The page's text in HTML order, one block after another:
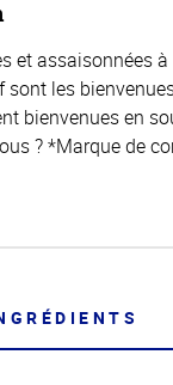
et assaisonnées
les
bienvenues en
? *Marque de